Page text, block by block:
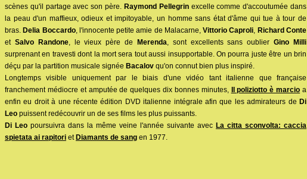
scènes qu'il partage avec son père. Raymond Pellegrinexcelle comme d'accoutumée dans
la peau d'un maffieux, odieux et impitoyable, un homme sans état d'âme qui tue à tour de
bras. Delia Boccardo, l'innocente petite amie de Malacarne,Vittorio Caproli, Richard Conte
et Salvo Randone, le vieux père de Merenda, sont excellents sans oublierGino Milli
surprenant en travesti dont la mort sera tout aussi insupportable. On pourra juste être un brin
déçu par la partition musicale signée Bacalov qu'on connut bien plus inspiré.
Longtemps visible uniquement par le biais d'une vidéo tant italienne que française
franchement médiocre et amputée de quelques dix bonnes minutes,
Il poliziotto è marcio a
enfin eu droit à une récente édition DVD italienne intégrale afin que les admirateurs de Di
Leo puissent redécouvrir un de ses films les plus puissants.
Di Leo poursuivra dans la même veine l'année suivante avec La citta sconvolta: caccia
spietata ai rapitori et Diamants de sang en 1977.